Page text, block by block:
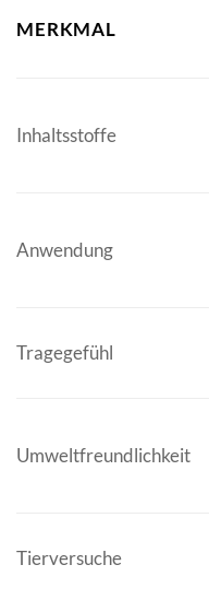
MERKMAL
Inhaltsstoffe
Anwendung
Tragegefühl
Umweltfreundlichkeit
Tierversuche